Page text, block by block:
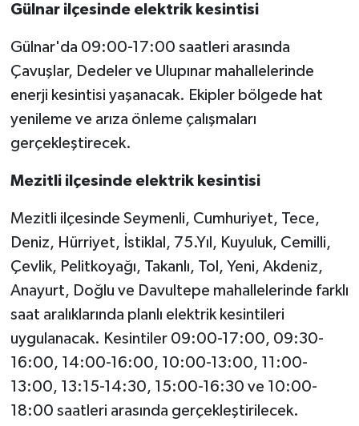
Gülnar ilçesinde elektrik kesintisi
Gülnar'da 09:00-17:00 saatleri arasında
Çavuşlar, Dedeler ve Ulupınar mahallelerinde
enerji kesintisi yaşanacak. Ekipler bölgede hat
yenileme ve arıza önleme çalışmaları
gerçekleştirecek.
Mezitli ilçesinde elektrik kesintisi
Mezitli ilçesinde Seymenli, Cumhuriyet, Tece,
Deniz, Hürriyet, İstiklal, 75.Yıl, Kuyuluk, Cemilli,
Çevlik, Pelitkoyağı, Takanlı, Tol, Yeni, Akdeniz,
Anayurt, Doğlu ve Davultepe mahallelerinde farklı
saat aralıklarında planlı elektrik kesintileri
uygulanacak. Kesintiler 09:00-17:00, 09:30-
16:00, 14:00-16:00, 10:00-13:00, 11:00-
13:00, 13:15-14:30, 15:00-16:30 ve 10:00-
18:00 saatleri arasında gerçekleştirilecek.